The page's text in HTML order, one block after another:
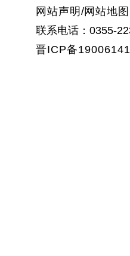
网站声明 /网站地图
联系电话：0355-
晋ICP备